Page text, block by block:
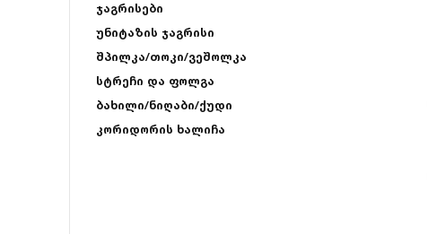
ჯაგრისები
უნიტაზის ჯაგრისი
შპილკა/თოკი/ვეშოლკა
სტრეჩი და ფოლგა
ბახილი/ნიღაბი/ქუდი
კორიდორის ხალიჩა